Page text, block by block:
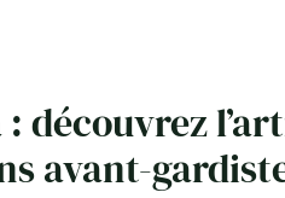
découvrez
avant-